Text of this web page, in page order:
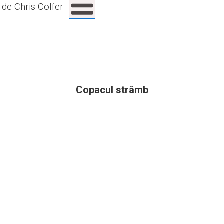
de Chris Colfer
Copacul strâmb